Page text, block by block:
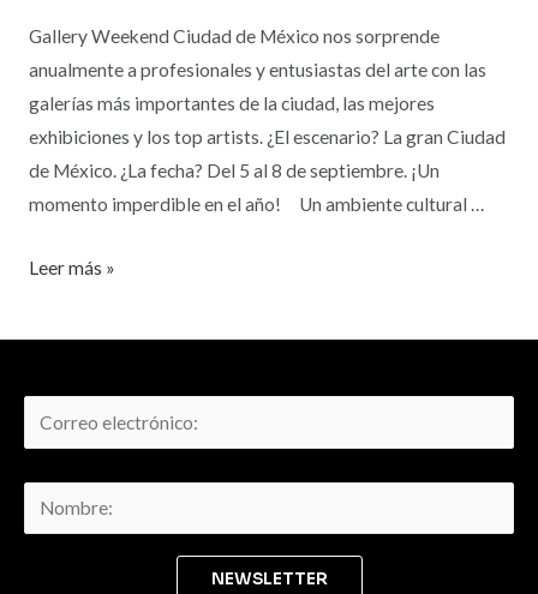
Gallery Weekend Ciudad de México nos sorprende
anualmente a profesionales y entusiastas del arte con las
galerías más importantes de la ciudad, las mejores
exhibiciones y los top artists. ¿El escenario? La gran Ciudad
de México. ¿La fecha? Del 5 al 8 de septiembre. ¡Un
momento imperdible en el año! Un ambiente cultural …
Leer más »